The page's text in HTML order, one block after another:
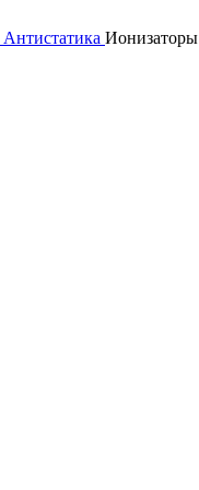
Aнтистатика Ионизаторы